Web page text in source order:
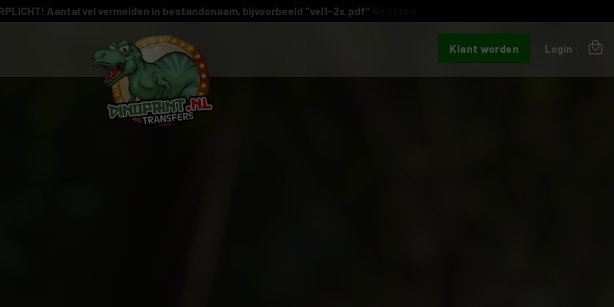
Aantal vel vermelden in bestandsnaam, bijvoorbeeld "vel1-2x.pdf"
Klant worden Login